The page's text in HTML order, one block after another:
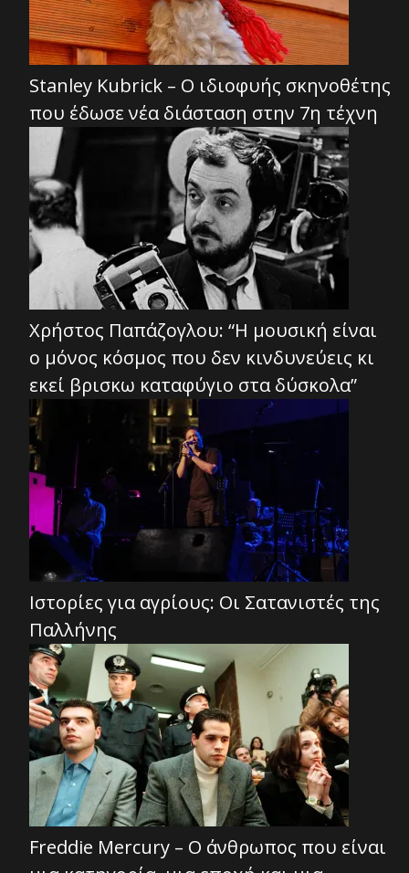
Stanley Kubrick – Ο ιδιοφυής σκηνοθέτης
που έδωσε νέα διάσταση στην 7η τέχνη
Χρήστος Παπάζογλου: “Η μουσική είναι
ο μόνος κόσμος που δεν κινδυνεύεις κι
εκεί βρισκω καταφύγιο στα δύσκολα”
Ιστορίες για αγρίους: Οι Σατανιστές της
Παλλήνης
Freddie Mercury – Ο άνθρωπος που είναι